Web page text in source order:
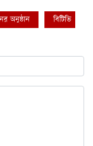
অনুষ্ঠান বিটিভি